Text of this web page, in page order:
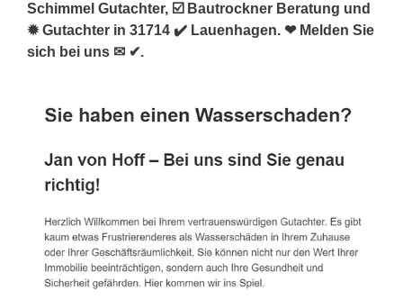
Schimmel Gutachter, ☑️ Bautrockner Beratung und
✹ Gutachter in 31714 ✔️ Lauenhagen. ❤ Melden Sie
sich bei uns ✉ ✔.